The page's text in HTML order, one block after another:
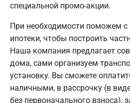
специальной промо-акции.
При необходимости поможем
ипотеки, чтобы построить
Наша компания предлагает
дома, сами организуем
установку. Вы сможете
наличными, в рассрочку (в
без первоначального взноса),